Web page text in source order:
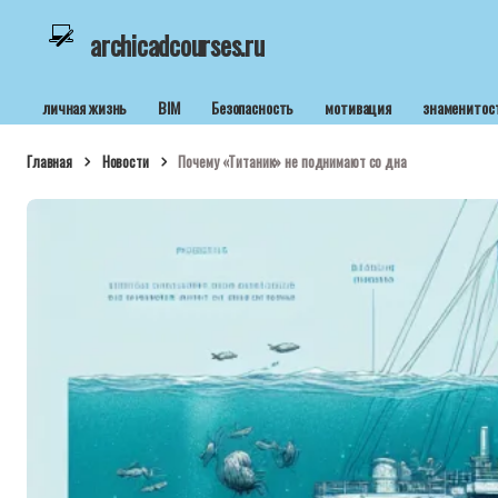
archicadcourses.ru
личная жизнь BIM Безопасность мотивация
Главная Новости Почему «Титаник» не поднимают со дна